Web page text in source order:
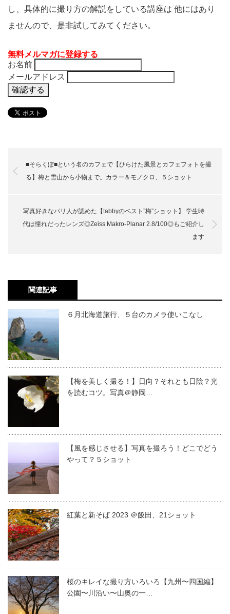
し、具体的に撮り方の解説をしている講座は 他にはあり
ませんので、是非試してみてください。
無料メルマガに登録する
お名前
メールアドレス
■そらくぼ■という名のカフェで【ひらけた風景とカフェフォトを撮
る】梅と雪山から小物まで。カラー＆モノクロ、５ショット
写真好きなパリ人が認めた【tabbyのベスト”梅”ショット】 学生時
代は憧れだったレンズ◎Zeiss Makro-Planar 2.8/100◎もご紹介し
ます
関連記事
６月北海道旅行、５台のカメラ使いこなし
【梅を美しく撮る！】日向？それとも日陰？光
を読むコツ。写真＠静岡…
【風を感じさせる】写真を撮ろう！どこでどう
やって？５ショット
紅葉と新そば 2023 ＠飯田、21ショット
桜のキレイな撮り方いろいろ【九州〜四国編】
公園〜川沿い〜山奥の一…